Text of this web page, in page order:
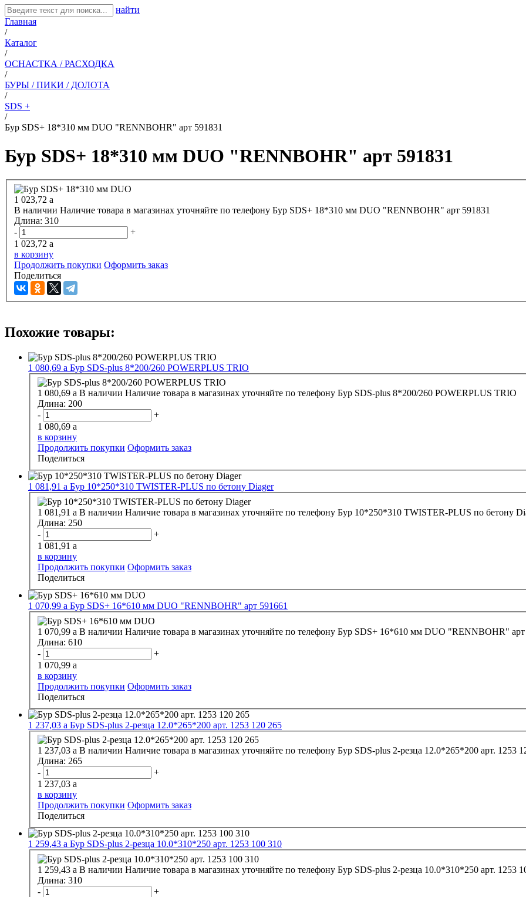
найти
Главная
/
Каталог
/
ОСНАСТКА / РАСХОДКА
/
БУРЫ / ПИКИ / ДОЛОТА
/
SDS +
/
Бур SDS+ 18*310 мм DUO "RENNBOHR" арт 591831
Бур SDS+ 18*310 мм DUO "RENNBOHR" арт 591831
1 023,72 a
В наличии Наличие товара в магазинах уточняйте по телефону Бур SDS+ 18*310 мм DUO "RENNBOHR" арт 591831
Длина: 310
-
+
1 023,72 a
в корзину
Продолжить покупки Оформить заказ
Поделиться
Похожие товары:
1 080,69 a Бур SDS-plus 8*200/260 POWERPLUS TRIO
1 080,69 a В наличии Наличие товара в магазинах уточняйте по телефону Бур SDS-plus 8*200/260 POWERPLUS TRIO
Длина: 200
-
+
1 080,69 a
в корзину
Продолжить покупки Оформить заказ
Поделиться
1 081,91 a Бур 10*250*310 TWISTER-PLUS по бетону Diager
1 081,91 a В наличии Наличие товара в магазинах уточняйте по телефону Бур 10*250*310 TWISTER-PLUS по бетону
Длина: 250
-
+
1 081,91 a
в корзину
Продолжить покупки Оформить заказ
Поделиться
1 070,99 a Бур SDS+ 16*610 мм DUO "RENNBOHR" арт 591661
1 070,99 a В наличии Наличие товара в магазинах уточняйте по телефону Бур SDS+ 16*610 мм DUO "RENNBOHR" арт
Длина: 610
-
+
1 070,99 a
в корзину
Продолжить покупки Оформить заказ
Поделиться
1 237,03 a Бур SDS-plus 2-резца 12.0*265*200 арт. 1253 120 265
1 237,03 a В наличии Наличие товара в магазинах уточняйте по телефону Бур SDS-plus 2-резца 12.0*265*200 арт. 1253
Длина: 265
-
+
1 237,03 a
в корзину
Продолжить покупки Оформить заказ
Поделиться
1 259,43 a Бур SDS-plus 2-резца 10.0*310*250 арт. 1253 100 310
1 259,43 a В наличии Наличие товара в магазинах уточняйте по телефону Бур SDS-plus 2-резца 10.0*310*250 арт. 1253
Длина: 310
-
+